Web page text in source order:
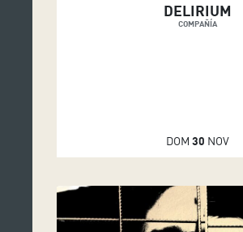
DELIRIUM
COMPAÑÍA
DOM 30 NOV